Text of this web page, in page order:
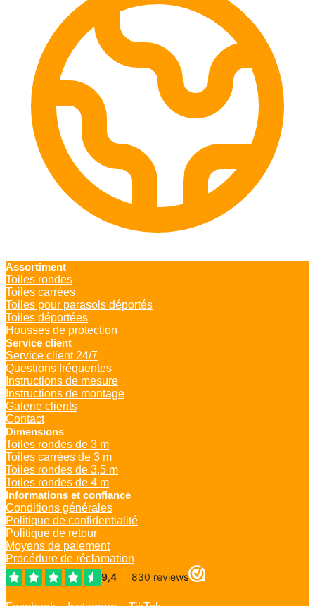
Assortiment
Toiles rondes
Toiles carrées
Toiles pour parasols déportés
Toiles déportées
Housses de protection
Service client
Service client 24/7
Questions fréquentes
Instructions de mesure
Instructions de montage
Galerie clients
Contact
Dimensions
Toiles rondes de 3 m
Toiles carrées de 3 m
Toiles rondes de 3,5 m
Toiles rondes de 4 m
Informations et confiance
Conditions générales
Politique de confidentialité
Politique de retour
Moyens de paiement
Procédure de réclamation